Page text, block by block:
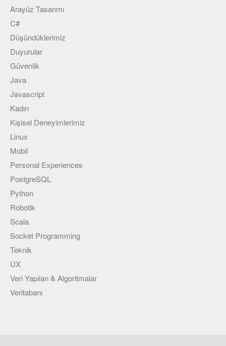
Arayüz Tasarımı
C#
Düşündüklerimiz
Duyurular
Güvenlik
Java
Javascript
Kadın
Kişisel Deneyimlerimiz
Linux
Mobil
Personal Experiences
PostgreSQL
Python
Robotik
Scala
Socket Programming
Teknik
UX
Veri Yapıları & Algoritmalar
Veritabanı